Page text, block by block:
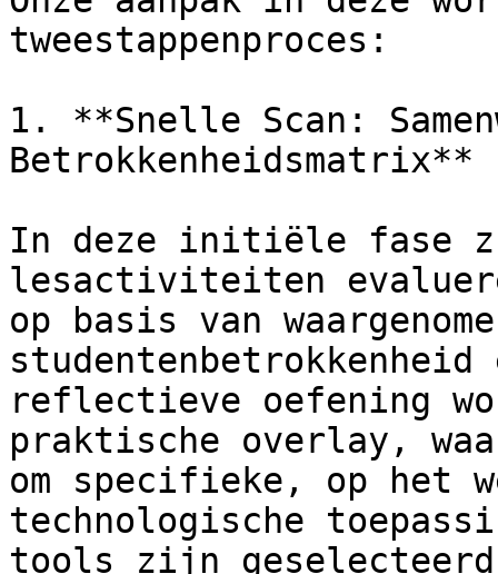
tweestappenproces:
1. **Snelle Scan:
Betrokkenheidsmatrix**
In deze initiële fase
lesactiviteiten
op basis van
studentenbetrokkenheid
reflectieve oefening
praktische overlay,
om specifieke, op het
technologische
tools zijn geselecteerd